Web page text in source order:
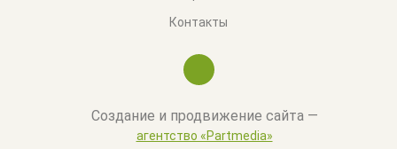
Контакты
Создание и продвижение сайта —
агентство «Partmedia»